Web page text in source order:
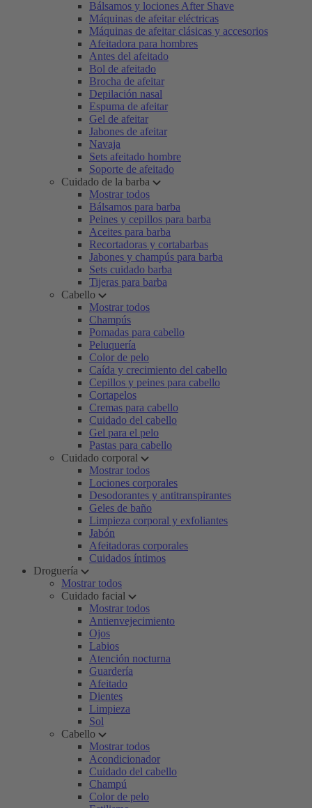
Bálsamos y lociones After Shave
Máquinas de afeitar eléctricas
Máquinas de afeitar clásicas y accesorios
Afeitadora para hombres
Antes del afeitado
Bol de afeitado
Brocha de afeitar
Depilación nasal
Espuma de afeitar
Gel de afeitar
Jabones de afeitar
Navaja
Sets afeitado hombre
Soporte de afeitado
Cuidado de la barba
Mostrar todos
Bálsamos para barba
Peines y cepillos para barba
Aceites para barba
Recortadoras y cortabarbas
Jabones y champús para barba
Sets cuidado barba
Tijeras para barba
Cabello
Mostrar todos
Champús
Pomadas para cabello
Peluquería
Color de pelo
Caída y crecimiento del cabello
Cepillos y peines para cabello
Cortapelos
Cremas para cabello
Cuidado del cabello
Gel para el pelo
Pastas para cabello
Cuidado corporal
Mostrar todos
Lociones corporales
Desodorantes y antitranspirantes
Geles de baño
Limpieza corporal y exfoliantes
Jabón
Afeitadoras corporales
Cuidados íntimos
Droguería
Mostrar todos
Cuidado facial
Mostrar todos
Antienvejecimiento
Ojos
Labios
Atención nocturna
Guardería
Afeitado
Dientes
Limpieza
Sol
Cabello
Mostrar todos
Acondicionador
Cuidado del cabello
Champú
Color de pelo